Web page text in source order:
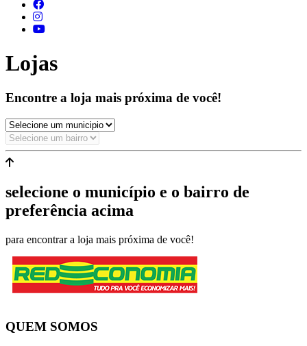
Lojas
Encontre a loja mais próxima de você!
selecione o município e o bairro de
preferência acima
para encontrar a loja mais próxima de você!
QUEM SOMOS